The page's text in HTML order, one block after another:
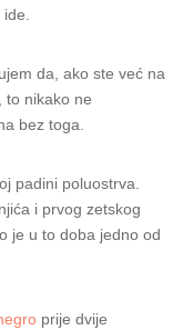
ide.
da, ako ste već na
to nikako ne
bez toga.
padini poluostrva.
i prvog zetskog
je u to doba jedno od
prije dvije